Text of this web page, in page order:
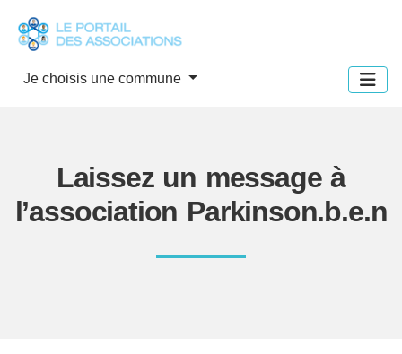
Je choisis une commune
Laissez un message à
l’association Parkinson.b.e.n